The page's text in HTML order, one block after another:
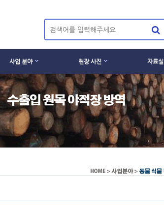
사업 분야 현장 사진 자료실